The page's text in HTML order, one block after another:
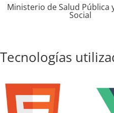
Ministerio de Salud Pública
Social
Tecnologías